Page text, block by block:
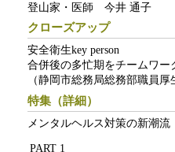
登山家・医師 今井 通子
クローズアップ
安全衛生key person
合併後の多忙期をチームワー
（静岡市総務局総務部職員
特集（詳細）
メンタルヘルス対策の新潮流
PART 1